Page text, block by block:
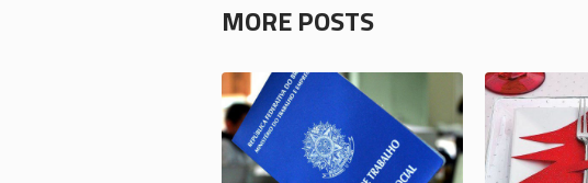
MORE POSTS